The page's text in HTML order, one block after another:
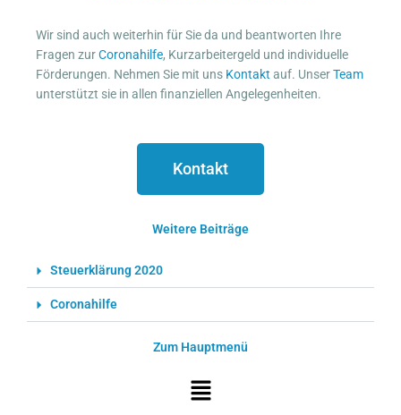
Wir sind auch weiterhin für Sie da und beantworten Ihre
Fragen zurCoronahilfe, Kurzarbeitergeld und individuelle
Förderungen. Nehmen Sie mit uns Kontakt auf. UnserTeam
unterstützt sie in allen finanziellen Angelegenheiten.
Kontakt
Weitere Beiträge
Steuerklärung 2020
Coronahilfe
Zum Hauptmenü
Menü